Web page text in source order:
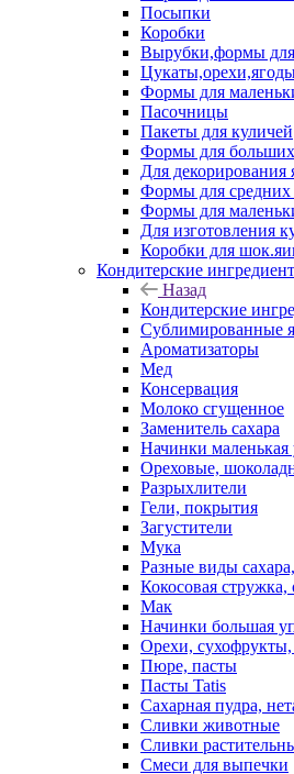
Посыпки
Коробки
Вырубки,формы
Формы для
Пасочницы
Пакеты для куличей
Формы для больших
Для декорирования
Формы для средних
Формы для
Для изготовления
Коробки для
Кондитерские
Назад
Кондитерские
Сублимированные
Ароматизаторы
Мед
Консервация
Молоко сгущенное
Заменитель сахара
Начинки маленькая
Ореховые,
Разрыхлители
Гели, покрытия
Загустители
Мука
Разные виды
Кокосовая стружка,
Мак
Начинки большая
Орехи,
Пюре, пасты
Пасты Tatis
Сахарная пудра,
Сливки животные
Сливки
Смеси для выпечки